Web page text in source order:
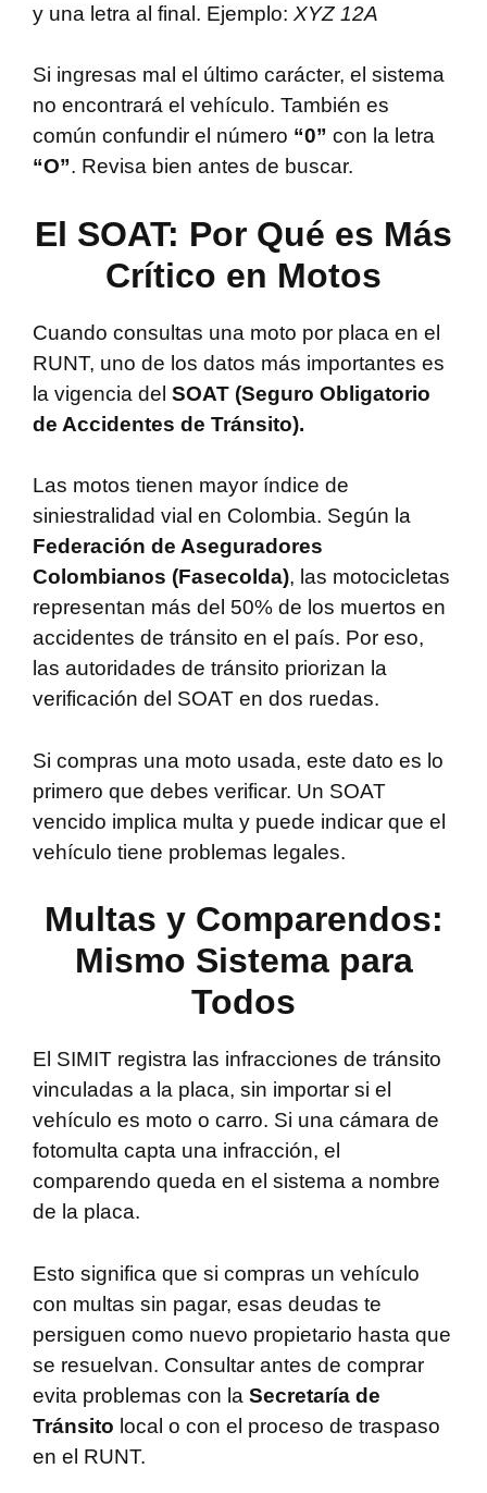
y una letra al final. Ejemplo: XYZ 12A
Si ingresas mal el último carácter, el sistema
no encontrará el vehículo. También es
común confundir el número “0” con la letra
“O”. Revisa bien antes de buscar.
El SOAT: Por Qué es Más
Crítico en Motos
Cuando consultas una moto por placa en el
RUNT, uno de los datos más importantes es
la vigencia del SOAT (Seguro Obligatorio
de Accidentes de Tránsito).
Las motos tienen mayor índice de
siniestralidad vial en Colombia. Según la
Federación de Aseguradores
Colombianos (Fasecolda), las motocicletas
representan más del 50% de los muertos en
accidentes de tránsito en el país. Por eso,
las autoridades de tránsito priorizan la
verificación del SOAT en dos ruedas.
Si compras una moto usada, este dato es lo
primero que debes verificar. Un SOAT
vencido implica multa y puede indicar que el
vehículo tiene problemas legales.
Multas y Comparendos:
Mismo Sistema para
Todos
El SIMIT registra las infracciones de tránsito
vinculadas a la placa, sin importar si el
vehículo es moto o carro. Si una cámara de
fotomulta capta una infracción, el
comparendo queda en el sistema a nombre
de la placa.
Esto significa que si compras un vehículo
con multas sin pagar, esas deudas te
persiguen como nuevo propietario hasta que
se resuelvan. Consultar antes de comprar
evita problemas con la Secretaría de
Tránsito local o con el proceso de traspaso
en el RUNT.